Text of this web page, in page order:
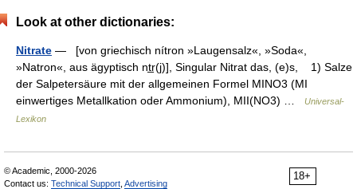
Look at other dictionaries:
Nitrate — [von griechisch nítron »Laugensalz«, »Soda«,
»Natron«, aus ägyptisch nt̲r(j)], Singular Nitrat das, (e)s, 1) Salze
der Salpetersäure mit der allgemeinen Formel MINO3 (MI
einwertiges Metallkation oder Ammonium), MII(NO3) …
Universal-
Lexikon
18+
© Academic, 2000-2026
Contact us: Technical Support Advertising